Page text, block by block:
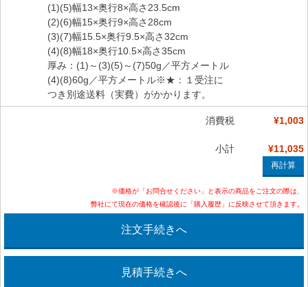
(1)(5)幅13×奥行8×高さ23.5cm
(2)(6)幅15×奥行9×高さ28cm
(3)(7)幅15.5×奥行9.5×高さ32cm
(4)(8)幅18×奥行10.5×高さ35cm
厚み：(1)～(3)(5)～(7)50g／平方メートル
(4)(8)60g／平方メートル※★：１受注に
つき別途送料（実費）がかかります。
消費税 ¥1,003
小計 ¥11,035
※価格が「お問合せください」と表示の商品をご注文の際は、
弊社にて現在の価格を確認後に「購入履歴」に反映させて頂きます。